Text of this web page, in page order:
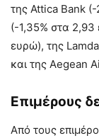
της Attica Bank
(-1,35% στα
ευρώ), της
και της Aegean
Επιμέρους
Από τους